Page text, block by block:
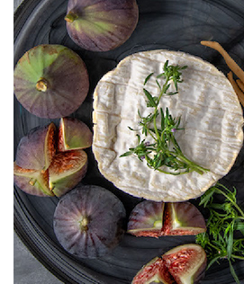
Bizi Arayın
Copyright ©2024. Tüm hakları
İzinsiz kopyalanamaz ve